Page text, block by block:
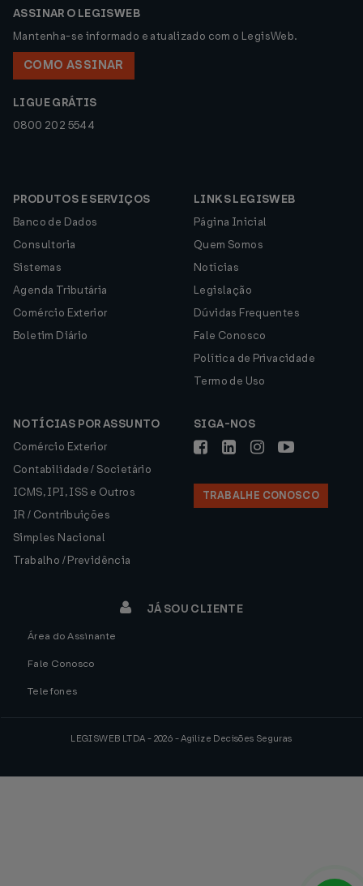
ASSINAR O LEGISWEB
Mantenha-se informado e atualizado com o LegisWeb.
COMO ASSINAR
LIGUE GRÁTIS
0800 202 5544
PRODUTOS E SERVIÇOS
Banco de Dados
Consultoria
Sistemas
Agenda Tributária
Comércio Exterior
Boletim Diário
LINKS LEGISWEB
Página Inicial
Quem Somos
Notícias
Legislação
Dúvidas Frequentes
Fale Conosco
Política de Privacidade
Termo de Uso
NOTÍCIAS POR ASSUNTO
Comércio Exterior
Contabilidade / Societário
ICMS, IPI, ISS e Outros
IR / Contribuições
Simples Nacional
Trabalho / Previdência
SIGA-NOS
TRABALHE CONOSCO
JÁ SOU CLIENTE
Área do Assinante
Fale Conosco
Telefones
LEGISWEB LTDA - 2026 - Agilize Decisões Seguras